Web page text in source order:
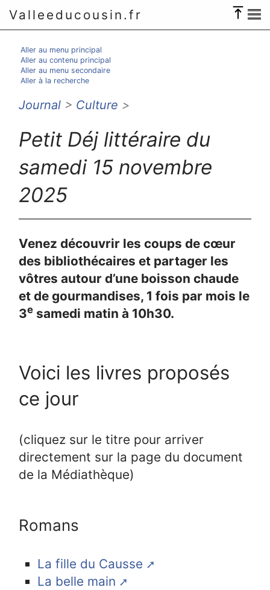
Valleeducousin.fr
Aller au menu principal
Aller au contenu principal
Aller au menu secondaire
Aller à la recherche
Journal > Culture >
Petit Déj littéraire du
samedi 15 novembre
2025
Venez découvrir les coups de cœur
des bibliothécaires et partager les
vôtres autour d’une boisson chaude
et de gourmandises, 1 fois par mois le
3e samedi matin à 10h30.
Voici les livres proposés
ce jour
(cliquez sur le titre pour arriver
directement sur la page du document
de la Médiathèque)
Romans
La fille du Causse
La belle main